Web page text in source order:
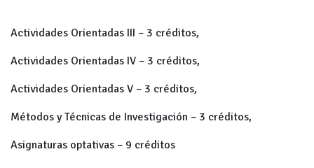
Actividades Orientadas III – 3 créditos,
Actividades Orientadas IV – 3 créditos,
Actividades Orientadas V – 3 créditos,
Métodos y Técnicas de Investigación – 3 créditos,
Asignaturas optativas – 9 créditos